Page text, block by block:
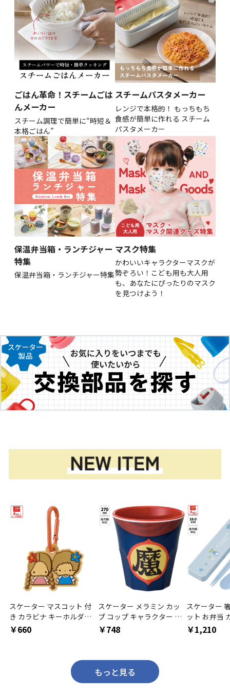
ごはん革命！スチームごは
んメーカー
スチーム調理で簡単に“時短＆
本格ごはん”
スチームパスタメーカー
レンジで本格的！ もっちもち
食感が簡単に作れる スチーム
パスタメーカー
保温弁当箱・ランチジャー
特集
保温弁当箱・ランチジャー特集
マスク特集
かわいいキャラクターマスクが
勢ぞろい！こども用も大人用
も、あなたにぴったりのマスク
を見つけよう！
スケーター マスコット 付
き カラビナ キーホルダー
かわいい 目印 キャラクタ
の子【バッグ リュック カ
バン 鞄 子供 子ども 小学生
￥660
スケーター メラミン カッ
プ コップ キャラクター 子
供 割れにくい メラミンコ
【食洗機対応 取っ手なし
タンブラー メラミンタンブ
ラー】
￥748
スケーター
ット お弁当
ット 日本製
人 skater
￥1,210
もっと見る